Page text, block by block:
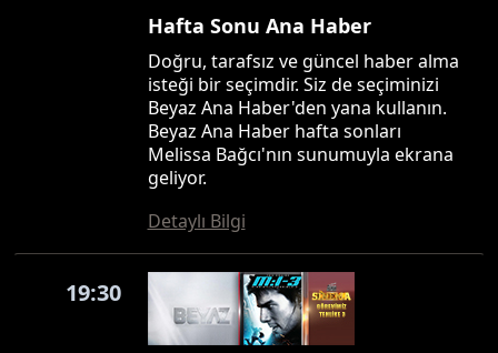
Hafta Sonu Ana Haber
Doğru, tarafsız ve güncel haber alma
isteği bir seçimdir. Siz de seçiminizi
Beyaz Ana Haber'den yana kullanın.
Beyaz Ana Haber hafta sonları
Melissa Bağcı'nın sunumuyla ekrana
geliyor.
Detaylı Bilgi
19:30